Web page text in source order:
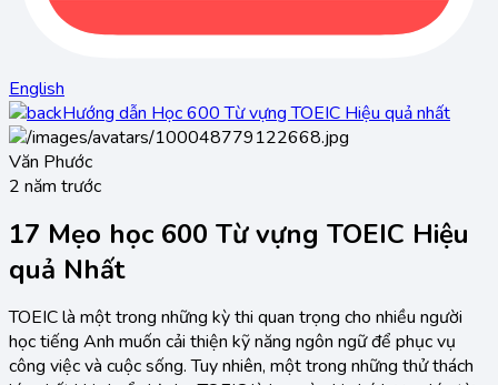
English
Hướng dẫn Học 600 Từ vựng TOEIC Hiệu quả nhất
Văn Phước
2 năm trước
17 Mẹo học 600 Từ vựng TOEIC Hiệu
quả Nhất
TOEIC là một trong những kỳ thi quan trọng cho nhiều người
học tiếng Anh muốn cải thiện kỹ năng ngôn ngữ để phục vụ
công việc và cuộc sống. Tuy nhiên, một trong những thử thách